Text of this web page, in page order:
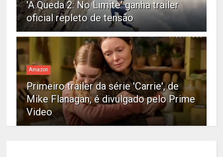
'A Queda 2: No Limite' ganha trailer
oficial repleto de tensão
Amazon
Primeiro trailer da série 'Carrie', de
Mike Flanagan, é divulgado pelo Prime
Video